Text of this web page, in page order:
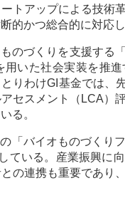
トアップによる技術
的かつ総合的に対応
のづくりを支援する
いた社会実装を推
りわけGI基金では、
セスメント（LCA）
る。
「バイオものづくり
ている。産業振興に
の連携も重要であり